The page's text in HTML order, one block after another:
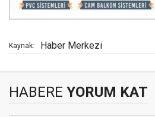
Kaynak: Haber Merkezi
HABERE YORUM KAT